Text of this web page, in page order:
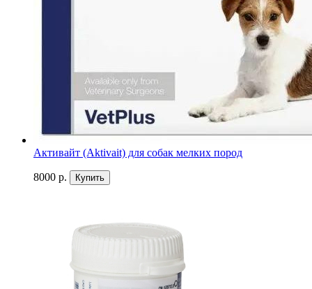
Активайт (Aktivait) для собак мелких пород
8000 р. Купить